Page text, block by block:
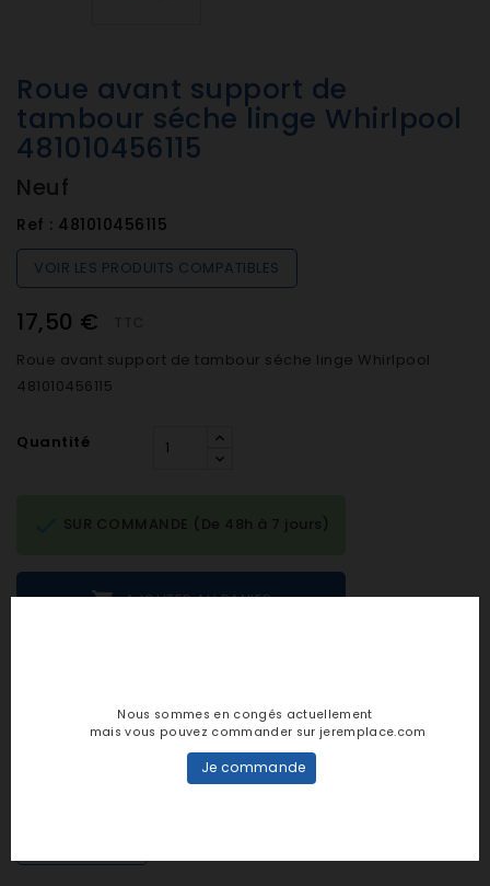
Roue avant support de
tambour séche linge Whirlpool
481010456115
Neuf
Ref : 481010456115
VOIR LES PRODUITS COMPATIBLES
17,50 €
Roue avant support de tambour séche linge Whirlpool
481010456115
Quantité
 AJOUTER AU PANIER
SUR COMMANDE (De 48h à 7 jours)
personne n'a encore posté d'avis
Nous sommes en congés actuellement
mais vous pouvez commander sur jeremplace.com
Je commande